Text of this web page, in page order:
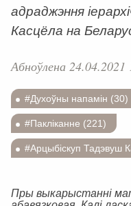
адраджэння
Касцёла на
Абноўлена 24.04.2021
#Духоўны напамін (30)
#Пакліканне (221)
#Арцыбіскуп Тадэвуш
Пры выкарыстанні